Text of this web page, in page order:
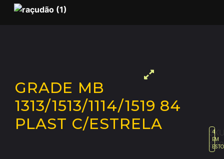
GRADE MB
1313/1513/1114/1519 84
PLAST C/ESTRELA
829
4
EM